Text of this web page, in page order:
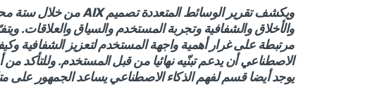
ويكشف تقرير الوسائط المتعددة تصميمAIXمن خلال ستة
والأخلاق والشفافية وتجربة المستخدم والسياق والعلاقات.
مرتبطة على غرار أهمية واجهة المستخدم لتعزيز الشفافية
الاصطناعي أن يدعم تبنّيه نهائيا من قبل المستخدم. وللتأكد
يوجد أيضا قسم لفهم الذكاء الاصطناعي يساعد الجمهور على